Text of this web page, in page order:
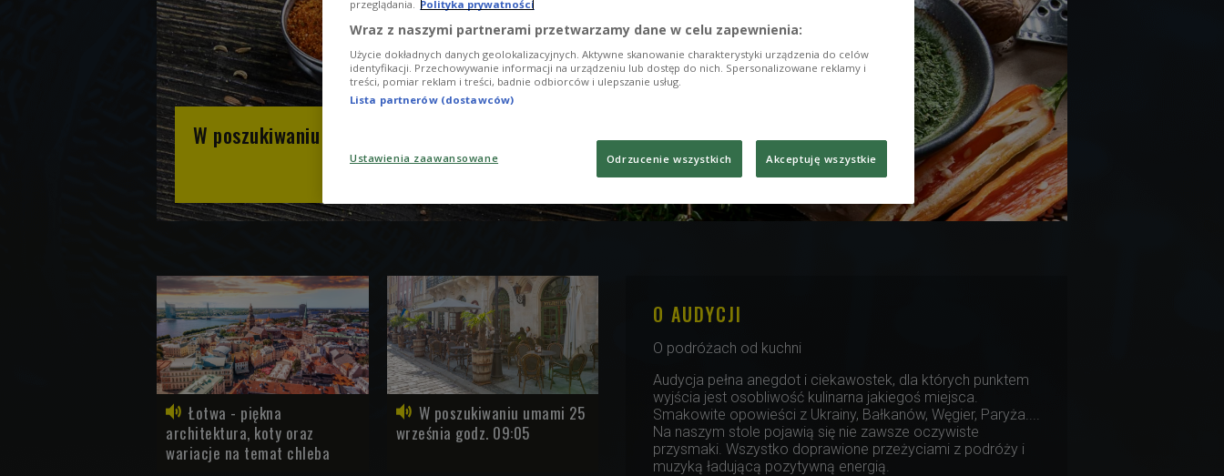
W poszukiwaniu umami
Łotwa - piękna
architektura, koty oraz
wariacje na temat chleba
W poszukiwaniu umami 25
września godz. 09:05
O AUDYCJI
O podróżach od kuchni
Audycja pełna anegdot i ciekawostek, dla których punktem
wyjścia jest osobliwość kulinarna jakiegoś miejsca.
Smakowite opowieści z Ukrainy, Bałkanów, Węgier, Paryża....
Na naszym stole pojawią się nie zawsze oczywiste
przysmaki. Wszystko doprawione przeżyciami z podróży i
muzyką ładującą pozytywną energią.
przeglądania. Polityka prywatności
Wraz z naszymi partnerami przetwarzamy dane w celu zapewnienia:
Użycie dokładnych danych geolokalizacyjnych. Aktywne skanowanie charakterystyki urządzenia do celów
identyfikacji. Przechowywanie informacji na urządzeniu lub dostęp do nich. Spersonalizowane reklamy i
treści, pomiar reklam i treści, badnie odbiorców i ulepszanie usług.
Lista partnerów (dostawców)
Ustawienia zaawansowane Odrzucenie wszystkich Akceptuję wszystkie